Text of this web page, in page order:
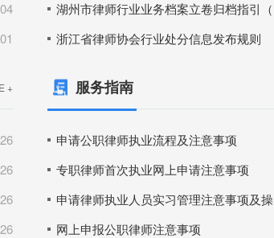
浙江省律师协会行业处分信息发布规则
+ 服务指南
申请公职律师执业流程及注意事项
专职律师首次执业网上申请注意事项
网上申报公职律师注意事项